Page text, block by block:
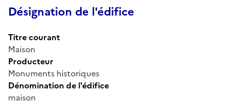
Désignation de l'édifice
Titre courant
Maison
Producteur
Monuments historiques
Dénomination de l'édifice
maison